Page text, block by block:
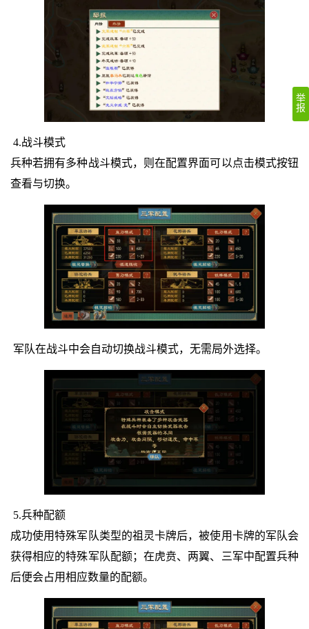
4.战斗模式
兵种若拥有多种战斗模式，则在配置界面可以点击模式按钮
查看与切换。
军队在战斗中会自动切换战斗模式，无需局外选择。
5.兵种配额
成功使用特殊军队类型的祖灵卡牌后，被使用卡牌的军队会
获得相应的特殊军队配额；在虎贲、两翼、三军中配置兵种
后便会占用相应数量的配额。
举
报